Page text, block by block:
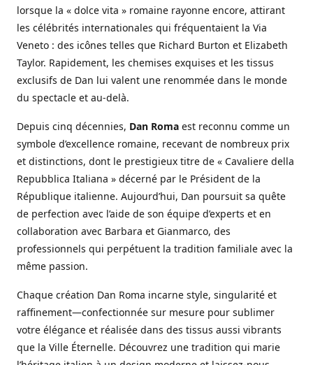
lorsque la « dolce vita » romaine rayonne encore, attirant
les célébrités internationales qui fréquentaient la Via
Veneto : des icônes telles que Richard Burton et Elizabeth
Taylor. Rapidement, les chemises exquises et les tissus
exclusifs de Dan lui valent une renommée dans le monde
du spectacle et au-delà.
Depuis cinq décennies, Dan Roma est reconnu comme un
symbole d’excellence romaine, recevant de nombreux prix
et distinctions, dont le prestigieux titre de « Cavaliere della
Repubblica Italiana » décerné par le Président de la
République italienne. Aujourd’hui, Dan poursuit sa quête
de perfection avec l’aide de son équipe d’experts et en
collaboration avec Barbara et Gianmarco, des
professionnels qui perpétuent la tradition familiale avec la
même passion.
Chaque création Dan Roma incarne style, singularité et
raffinement—confectionnée sur mesure pour sublimer
votre élégance et réalisée dans des tissus aussi vibrants
que la Ville Éternelle. Découvrez une tradition qui marie